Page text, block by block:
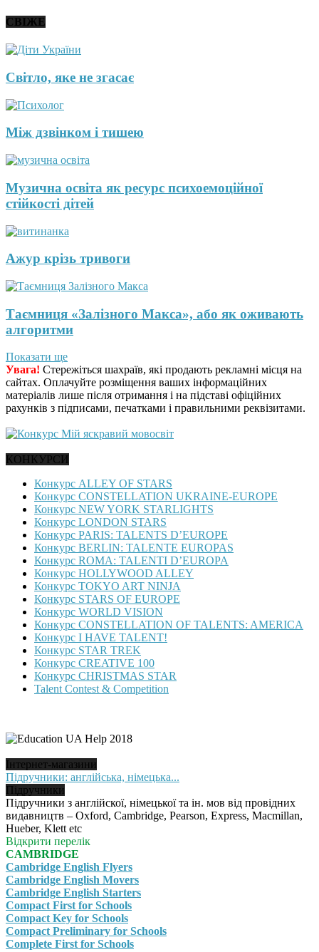
СВІЖЕ
Світло, яке не згасає
Між дзвінком і тишею
Музична освіта як ресурс психоемоційної
стійкості дітей
Ажур крізь тривоги
Таємниця «Залізного Макса», або як оживають
алгоритми
Показати ще
Увага! Стережіться шахраїв, які продають рекламні місця на
сайтах. Оплачуйте розміщення ваших інформаційних
матеріалів лише після отримання і на підставі офіційних
рахунків з підписами, печатками і правильними реквізитами.
КОНКУРСИ
Конкурс ALLEY OF STARS
Конкурс CONSTELLATION UKRAINE-EUROPE
Конкурс NEW YORK STARLIGHTS
Конкурс LONDON STARS
Конкурс PARIS: TALENTS D’EUROPE
Конкурс BERLIN: TALENTE EUROPAS
Конкурс ROMA: TALENTI D’EUROPA
Конкурс HOLLYWOOD ALLEY
Конкурс TOKYO ART NINJA
Конкурс STARS OF EUROPE
Конкурс WORLD VISION
Конкурс CONSTELLATION OF TALENTS: AMERICA
Конкурс I HAVE TALENT!
Конкурс STAR TREK
Конкурс CREATIVE 100
Конкурс CHRISTMAS STAR
Talent Contest & Competition
Інтернет-магазини
Підручники: англійська, німецька...
Підручники
Підручники з англійскої, німецької та ін. мов від провідних
видавництв – Oxford, Cambridge, Pearson, Express, Macmillan,
Hueber, Klett etc
Відкрити перелік
CAMBRIDGE
Cambridge English Flyers
Cambridge English Movers
Cambridge English Starters
Compact First for Schools
Compact Key for Schools
Compact Preliminary for Schools
Complete First for Schools